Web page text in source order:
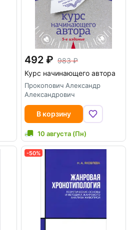
492
983
Курс начинающего автора
Прокопович Александр
Александрович
В корзину
10 августа (Пн)
-50%